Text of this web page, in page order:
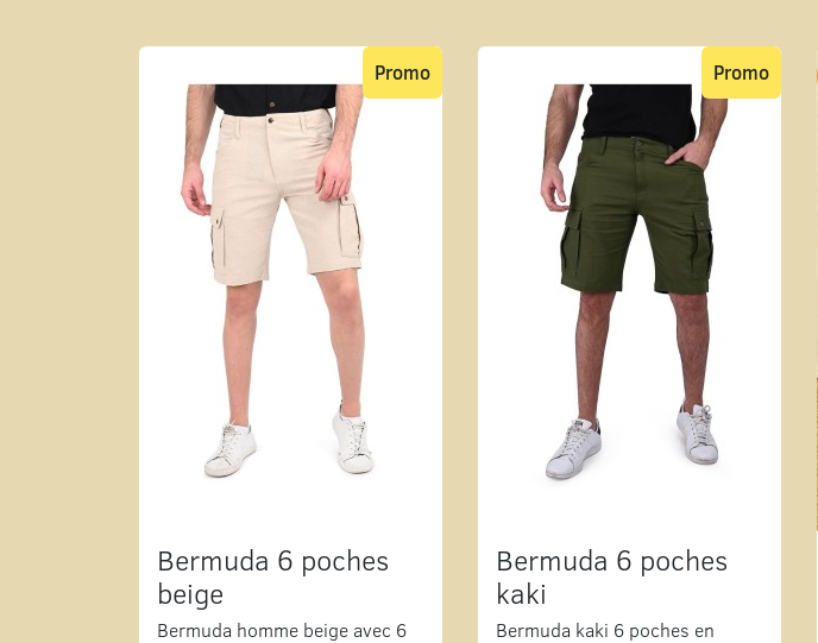
Bermuda 6 poches
beige
Bermuda homme beige avec 6
Promo
Bermuda 6 poches
kaki
Bermuda kaki 6 poches en
Promo